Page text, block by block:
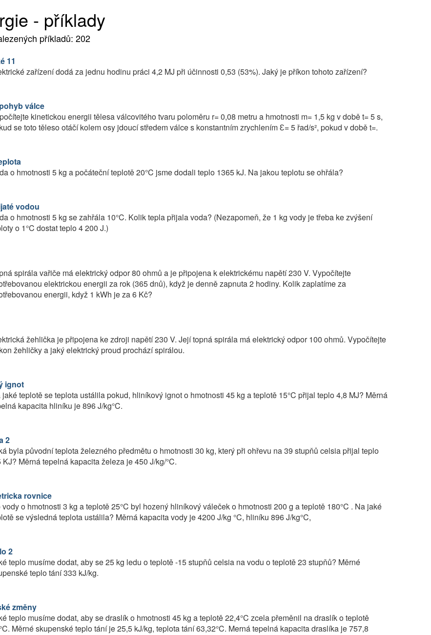
- příklady
příkladů: 202
11
zařízení dodá za jednu hodinu práci 4,2 MJ při účinnosti 0,53 (53%). Jaký je příkon tohoto zařízení?
válce
kinetickou energii tělesa válcovitého tvaru poloměru r= 0,08 metru a hmotnosti m= 1,5 kg v době t= 5 s,
se toto těleso otáčí kolem osy jdoucí středem válce s konstantním zrychlením Ԑ= 5 řad/s², pokud v době t=.
o hmotnosti 5 kg a počáteční teplotě 20°C jsme dodali teplo 1365 kJ. Na jakou teplotu se ohřála?
vodou
o hmotnosti 5 kg se zahřála 10°C. Kolik tepla přijala voda? (Nezapomeň, že 1 kg vody je třeba ke zvýšení
o 1°C dostat teplo 4 200 J.)
spirála vařiče má elektrický odpor 80 ohmů a je připojena k elektrickému napětí 230 V. Vypočítejte
elektrickou energii za rok (365 dnů), když je denně zapnuta 2 hodiny. Kolik zaplatíme za
energii, když 1 kWh je za 6 Kč?
žehlička je připojena ke zdroji napětí 230 V. Její topná spirála má elektrický odpor 100 ohmů. Vypočítejte
žehličky a jaký elektrický proud prochází spirálou.
ignot
jaké teplotě se teplota ustálila pokud, hliníkový ignot o hmotnosti 45 kg a teplotě 15°C přijal teplo 4,8 MJ? Měrná
kapacita hliníku je 896 J/kg°C.
2
byla původní teplota železného předmětu o hmotnosti 30 kg, který při ohřevu na 39 stupňů celsia přijal teplo
KJ? Měrná tepelná kapacita železa je 450 J/kg/°C.
rovnice
vody o hmotnosti 3 kg a teplotě 25°C byl hozený hliníkový váleček o hmotnosti 200 g a teplotě 180°C . Na jaké
se výsledná teplota ustálila? Měrná kapacita vody je 4200 J/kg °C, hliníku 896 J/kg°C,
2
teplo musíme dodat, aby se 25 kg ledu o teplotě -15 stupňů celsia na vodu o teplotě 23 stupňů? Měrné
teplo tání 333 kJ/kg.
změny
teplo musíme dodat, aby se draslík o hmotnosti 45 kg a teplotě 22,4°C zcela přeměnil na draslík o teplotě
Měrné skupenské teplo tání je 25,5 kJ/kg, teplota tání 63,32°C. Merná tepelná kapacita draslíka je 757,8